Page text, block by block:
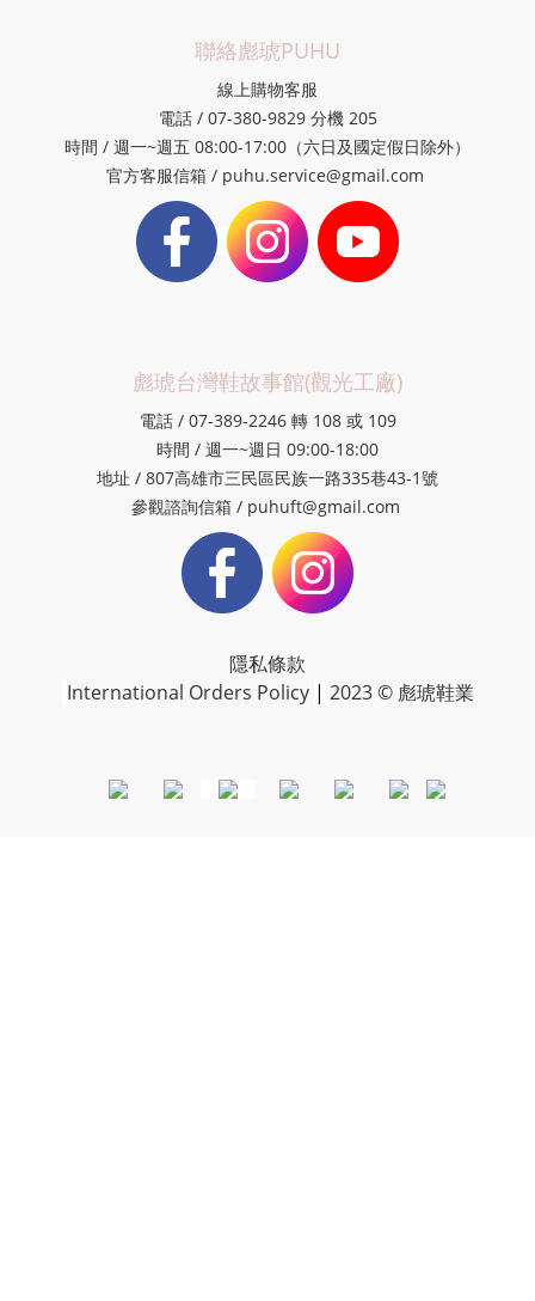
聯絡彪琥PUHU
線上購物客服
電話 / 07-380-9829 分機 205
時間 / 週一~週五 08:00-17:00（六日及國定假日除外）
官方客服信箱 / puhu.service@gmail.com
彪琥台灣鞋故事館(觀光工廠)
電話 / 07-389-2246 轉 108 或 109
時間 / 週一~週日 09:00-18:00
地址 / 807高雄市三民區民族一路335巷43-1號
參觀諮詢信箱 / puhuft@gmail.com
隱私條款
International Orders Policy | 2023 © 彪琥鞋業